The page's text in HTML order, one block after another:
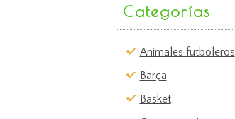
Categorías
Animales futboleros
Barça
Basket